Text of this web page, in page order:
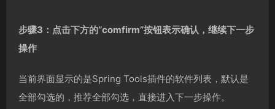
步骤3：点击下方的“comfirm”按钮表示确认，继续下一步
操作
当前界面显示的是Spring Tools插件的软件列表，默认是
全部勾选的，推荐全部勾选，直接进入下一步操作。